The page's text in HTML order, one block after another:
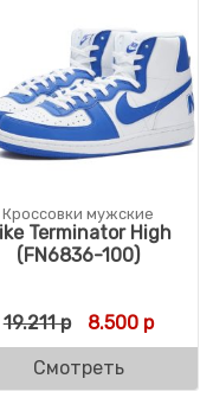
Кроссовки мужские
Terminator High
(FN6836-100)
19.211р 8.500р
Смотреть